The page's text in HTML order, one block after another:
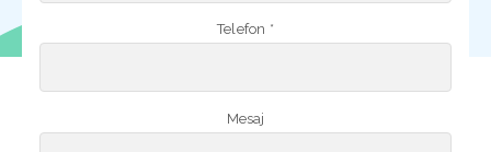
Telefon *
Mesaj